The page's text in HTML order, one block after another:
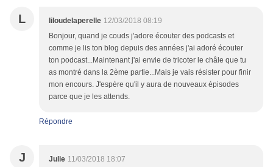
L liloudelaperelle 12/03/2018 08:19
Bonjour, quand je couds j'adore écouter des podcasts et
comme je lis ton blog depuis des années j'ai adoré écouter
ton podcast...Maintenant j'ai envie de tricoter le châle que tu
as montré dans la 2ème partie...Mais je vais résister pour finir
mon encours. J'espère qu'il y aura de nouveaux épisodes
parce que je les attends.
Répondre
J Julie 11/03/2018 18:07